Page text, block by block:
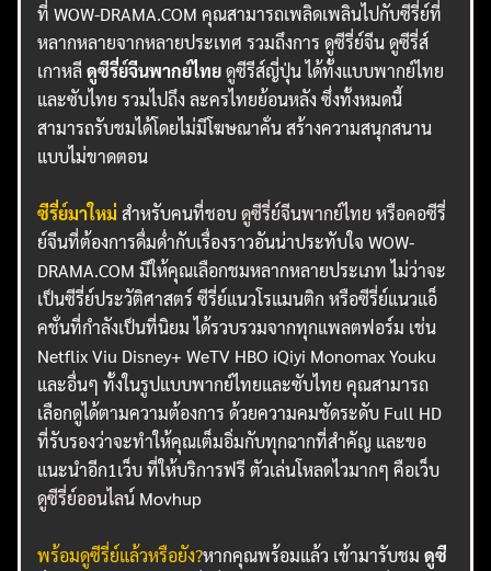
ที่ WOW-DRAMA.COM คุณสามารถเพลิดเพลินไปกับซีรี่ย์ที่
หลากหลายจากหลายประเทศ รวมถึงการ ดูซีรี่ย์จีน ดูซีรี่ส์
เกาหลีดูซีรี่ย์จีนพากย์ไทยดูซีรีส์ญี่ปุ่น ได้ทั้งแบบพากย์ไทย
และซับไทย รวมไปถึง ละครไทยย้อนหลัง ซึ่งทั้งหมดนี้
สามารถรับชมได้โดยไม่มีโฆษณาคั่น สร้างความสนุกสนาน
แบบไม่ขาดตอน
ซีรี่ย์มาใหม่ สำหรับคนที่ชอบดูซีรี่ย์จีนพากย์ไทย หรือคอซีรี่
ย์จีนที่ต้องการดื่มด่ำกับเรื่องราวอันน่าประทับใจ WOW-
DRAMA.COM มีให้คุณเลือกชมหลากหลายประเภท ไม่ว่าจะ
เป็นซีรี่ย์ประวัติศาสตร์ ซีรี่ย์แนวโรแมนติก หรือซีรี่ย์แนวแอ็
คชั่นที่กำลังเป็นที่นิยม ได้รวบรวมจากทุกแพลตฟอร์ม เช่น
Netflix Viu Disney+ WeTV HBO iQiyi Monomax Youku
และอื่นๆ ทั้งในรูปแบบพากย์ไทยและซับไทย คุณสามารถ
เลือกดูได้ตามความต้องการ ด้วยความคมชัดระดับ Full HD
ที่รับรองว่าจะทำให้คุณเต็มอิ่มกับทุกฉากที่สำคัญ และขอ
แนะนำอีก1เว็บ ที่ให้บริการฟรี ตัวเล่นโหลดไวมากๆ คือเว็บ
ดูซีรี่ย์ออนไลน์ Movhup
พร้อมดูซีรี่ย์แล้วหรือยัง?หากคุณพร้อมแล้ว เข้ามารับชมดูซี